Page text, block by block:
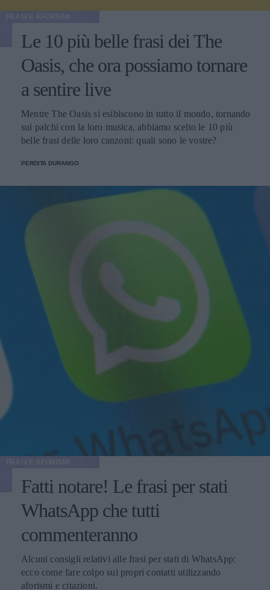
Le 10 più belle frasi dei The
Oasis, che ora possiamo tornare
a sentire live
Mentre The Oasis si esibiscono in tutto il mondo, tornando
sui palchi con la loro musica, abbiamo scelto le 10 più
belle frasi delle loro canzoni: quali sono le vostre?
PERDITA DURANGO
Fatti notare! Le frasi per stati
WhatsApp che tutti
commenteranno
Alcuni consigli relativi alle frasi per stati di WhatsApp:
ecco come fare colpo sui propri contatti utilizzando
aforismi e citazioni.